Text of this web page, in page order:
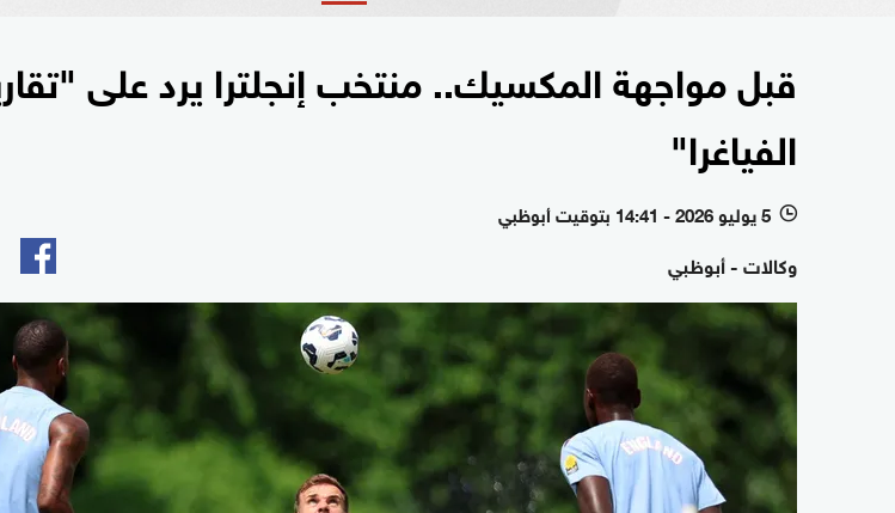
قبل مواجهة المكسيك.. منتخب إنجلترا يرد على
الفياغرا"
l 5 يوليو 2026 - 14:41 بتوقيت أبوظبي
وكالات - أبوظبي